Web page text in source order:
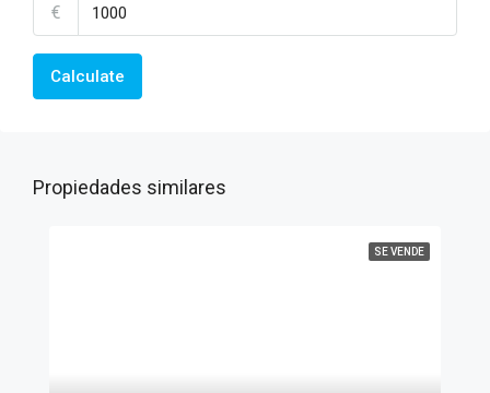
€
Calculate
Propiedades similares
SE VENDE